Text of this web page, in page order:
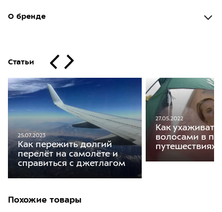
О бренде
Статьи
25.07.2023
Как пережить долгий
перелёт на самолёте и
справиться с джетлагом
27.05.2022
Как
волосами в
путешествиях
Похожие товары